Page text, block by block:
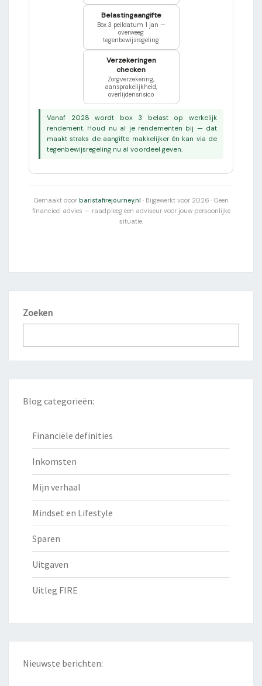
Belastingaangifte
Box 3 peildatum 1 jan —
overweeg
tegenbewijsregeling
Verzekeringen
checken
Zorgverzekering,
aansprakelijkheid,
overlijdensrisico
Vanaf 2028 wordt box 3 belast op werkelijk
rendement. Houd nu al je rendementen bij — dat
maakt straks de aangifte makkelijker én kan via de
tegenbewijsregeling nu al voordeel geven.
Gemaakt door baristafirejourney.nl · Bijgewerkt voor 2026 · Geen
financieel advies — raadpleeg een adviseur voor jouw persoonlijke
situatie.
Zoeken
Blog categorieën:
Financiële definities
Inkomsten
Mijn verhaal
Mindset en Lifestyle
Sparen
Uitgaven
Uitleg FIRE
Nieuwste berichten: